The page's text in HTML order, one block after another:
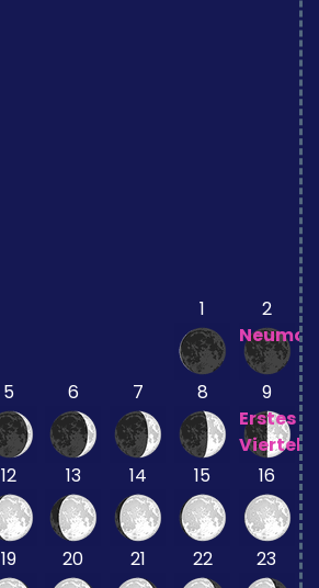
1
2
5 6 7 8
9
Erstes
Viertel
12 13 14 15 16
19 20 21 22 23